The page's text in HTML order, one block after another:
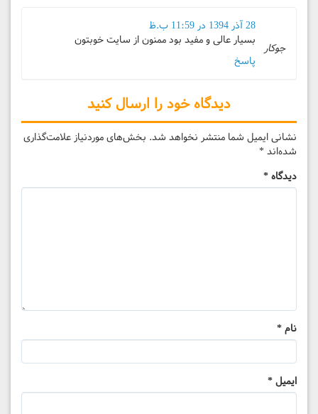
جوکار
28 آذر 1394 در 11:59 ب.ظ
بسیار عالی و مفید بود ممنون از سایت خوبتون
پاسخ
دیدگاه خود را ارسال کنید
نشانی ایمیل شما منتشر نخواهد شد. بخش‌های موردنیاز علامت‌گذاری
شده‌اند *
دیدگاه *
نام *
ایمیل *